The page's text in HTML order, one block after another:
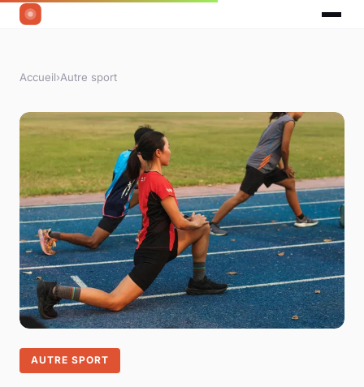
Accueil›Autre sport
AUTRE SPORT